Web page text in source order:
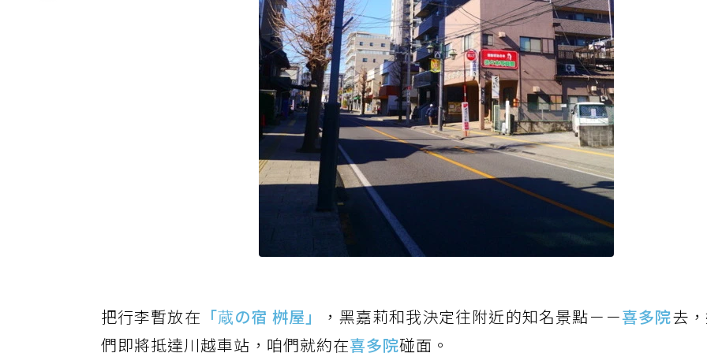
把行李暫放在 「蔵の宿 桝屋」 ，黑嘉莉和我決定往附近的知名景點－－喜多院去
們即將抵達川越車站，咱們就約在喜多院碰面。